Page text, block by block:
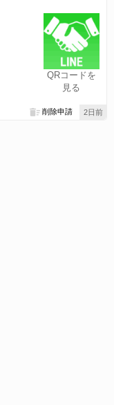
QRコードを
見る
2日前
削除申請